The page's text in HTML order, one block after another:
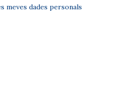
meves dades personals